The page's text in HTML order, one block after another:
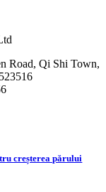
Road, Qi Shi Town,
creșterea părului